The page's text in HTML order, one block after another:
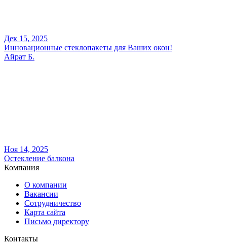
Дек 15, 2025
Инновационные стеклопакеты для Ваших окон!
Айрат Б.
Ноя 14, 2025
Остекление балкона
Компания
О компании
Вакансии
Сотрудничество
Карта сайта
Письмо директору
Контакты